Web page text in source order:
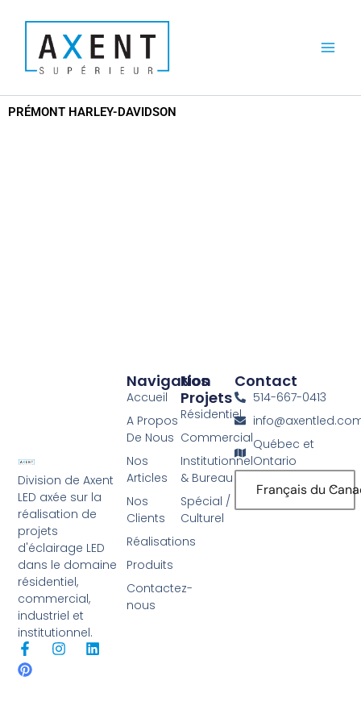
contenu
PRÉMONT HARLEY-DAVIDSON
Division de Axent
LED axée sur la
réalisation de
projets
d'éclairage LED
dans le domaine
résidentiel,
commercial,
industriel et
institutionnel.
F
a
c
I L
P
i
n
Nos
Projets
Résidentiel
Commercial
Institutionnel
& Bureau
Spécial /
Culturel
Navigation
Accueil
A Propos
De Nous
Nos
Articles
Nos
Clients
Réalisations
Produits
Contactez-
nous
Contact
514-667-0413
Québec et
Ontario
Français du